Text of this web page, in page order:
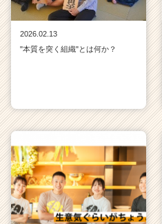
2026.02.13
"本質を突く組織"とは何か？